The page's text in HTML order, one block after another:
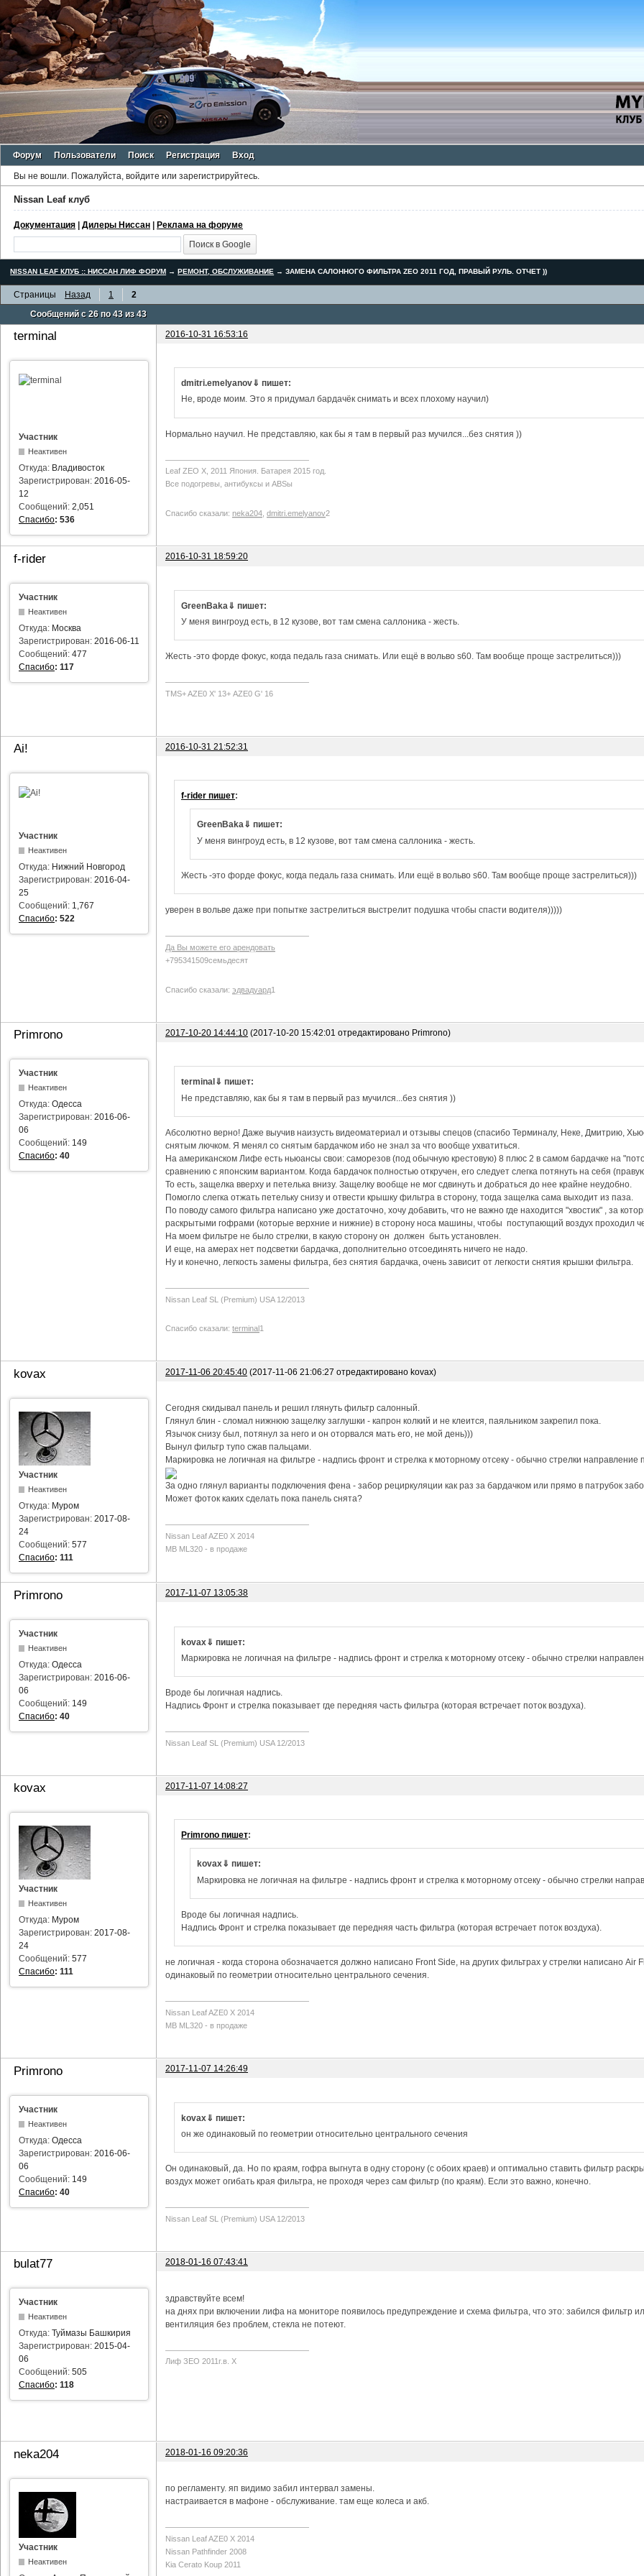
Форум Пользователи Поиск Регистрация Вход
Вы не вошли. Пожалуйста, войдите или зарегистрируйтесь.
Nissan Leaf клуб
Документация | Дилеры Ниссан | Реклама на форуме
NISSAN LEAF КЛУБ :: НИССАН ЛИФ ФОРУМ → РЕМОНТ, ОБСЛУЖИВАНИЕ →ЗАМЕНА САЛОННОГО ФИЛЬТРА ZEO 2011 ГОД, ПРАВЫЙ РУЛЬ. ОТЧЕТ ))
Страницы Назад 1
2
Сообщений с 26 по 43 из 43
terminal 2016-10-31 16:53:16
Участник
Неактивен
Откуда: Владивосток
Зарегистрирован: 2016-05-
12
Сообщений: 2,051
Спасибо: 536
dmitri.emelyanov⇓ пишет:
Не, вроде моим. Это я придумал бардачёк снимать и всех плохому научил)
Нормально научил. Не представляю, как бы я там в первый раз мучился...без снятия ))
Leaf ZEO Х, 2011 Япония. Батарея 2015 год.
Все подогревы, антибуксы и ABSы
Спасибо сказали: neka204 dmitri.emelyanov2
f-rider 2016-10-31 18:59:20
Участник
Неактивен
Откуда: Москва
Зарегистрирован: 2016-06-11
Сообщений: 477
Спасибо: 117
GreenBaka⇓ пишет:
У меня вингроуд есть, в 12 кузове, вот там смена саллоника - жесть.
Жесть -это форде фокус, когда педаль газа снимать. Или ещё в вольво s60. Там вообще проще застрелиться)))
TMS+ AZE0 Х' 13+ AZE0 G' 16
Ai! 2016-10-31 21:52:31
Участник
Неактивен
Откуда: Нижний Новгород
Зарегистрирован: 2016-04-
25
Сообщений: 1,767
Спасибо: 522
f-rider пишет:
GreenBaka⇓ пишет:
У меня вингроуд есть, в 12 кузове, вот там смена саллоника - жесть.
Жесть -это форде фокус, когда педаль газа снимать. Или ещё в вольво s60. Там вообще проще застрелиться)))
уверен в вольве даже при попытке застрелиться выстрелит подушка чтобы спасти водителя)))))
Да Вы можете его арендовать
+795341509семьдесят
Спасибо сказали: эдвадуард1
Primrono 2017-10-20 14:44:10 (2017-10-20 15:42:01 отредактировано Primrono)
Участник
Неактивен
Откуда: Одесса
Зарегистрирован: 2016-06-
06
Сообщений: 149
Спасибо: 40
terminal⇓ пишет:
Не представляю, как бы я там в первый раз мучился...без снятия ))
Абсолютно верно! Даже выучив наизусть видеоматериал и отзывы спецов (спасибо Терминалу, Неке, Дмитрию,
снятым лючком. Я менял со снятым бардачком ибо не знал за что вообще ухватиться.
На американском Лифе есть ньюансы свои: саморезов (под обычную крестовую) 8 плюс 2 в самом бардачке на
сравнению с японским вариантом. Когда бардачок полностью откручен, его следует слегка потянуть на себя
То есть, защелка вверху и петелька внизу. Защелку вообще не мог сдвинуть и добраться до нее крайне неудобно.
Помогло слегка отжать петельку снизу и отвести крышку фильтра в сторону, тогда защелка сама выходит из паза.
По поводу самого фильтра написано уже достаточно, хочу добавить, что не важно где находится "хвостик" , за
раскрытыми гофрами (которые верхние и нижние) в сторону носа машины, чтобы поступающий воздух проходил
На моем фильтре не было стрелки, в какую сторону он должен быть установлен.
И еще, на амерах нет подсветки бардачка, дополнительно отсоединять ничего не надо.
Ну и конечно, легкость замены фильтра, без снятия бардачка, очень зависит от легкости снятия крышки фильтра.
Nissan Leaf SL (Premium) USA 12/2013
Спасибо сказали: terminal 1
kovax 2017-11-06 20:45:40 (2017-11-06 21:06:27 отредактировано kovax)
Участник
Неактивен
Откуда: Муром
Зарегистрирован: 2017-08-
24
Сообщений: 577
Спасибо: 111
Сегодня скидывал панель и решил глянуть фильтр салонный.
Глянул блин - сломал нижнюю защелку заглушки - капрон колкий и не клеится, паяльником закрепил пока.
Язычок снизу был, потянул за него и он оторвался мать его, не мой день)))
Вынул фильтр тупо сжав пальцами.
Маркировка не логичная на фильтре - надпись фронт и стрелка к моторному отсеку - обычно стрелки направление
За одно глянул варианты подключения фена - забор рециркуляции как раз за бардачком или прямо в патрубок
Может фоток каких сделать пока панель снята?
Nissan Leaf AZE0 X 2014
MB ML320 - в продаже
Primrono 2017-11-07 13:05:38
Участник
Неактивен
Откуда: Одесса
Зарегистрирован: 2016-06-
06
Сообщений: 149
Спасибо: 40
kovax⇓ пишет:
Маркировка не логичная на фильтре - надпись фронт и стрелка к моторному отсеку - обычно стрелки
Вроде бы логичная надпись.
Надпись Фронт и стрелка показывает где передняя часть фильтра (которая встречает поток воздуха).
Nissan Leaf SL (Premium) USA 12/2013
kovax 2017-11-07 14:08:27
Участник
Неактивен
Откуда: Муром
Зарегистрирован: 2017-08-
24
Сообщений: 577
Спасибо: 111
Primrono пишет:
kovax⇓ пишет:
Маркировка не логичная на фильтре - надпись фронт и стрелка к моторному отсеку - обычно стрелки
Вроде бы логичная надпись.
Надпись Фронт и стрелка показывает где передняя часть фильтра (которая встречает поток воздуха).
не логичная - когда сторона обозначается должно написано Front Side, на других фильтрах у стрелки написано
одинаковый по геометрии относительно центрального сечения.
Nissan Leaf AZE0 X 2014
MB ML320 - в продаже
Primrono 2017-11-07 14:26:49
Участник
Неактивен
Откуда: Одесса
Зарегистрирован: 2016-06-
06
Сообщений: 149
Спасибо: 40
kovax⇓ пишет:
он же одинаковый по геометрии относительно центрального сечения
Он одинаковый, да. Но по краям, гофра выгнута в одну сторону (с обоих краев) и оптимально ставить фильтр
воздух может огибать края фильтра, не проходя через сам фильтр (по краям). Если это важно, конечно.
Nissan Leaf SL (Premium) USA 12/2013
bulat77 2018-01-16 07:43:41
Участник
Неактивен
Откуда: Туймазы Башкирия
Зарегистрирован: 2015-04-
06
Сообщений: 505
Спасибо: 118
здравствуйте всем!
на днях при включении лифа на мониторе появилось предупреждение и схема фильтра, что это: забился фильтр
вентиляция без проблем, стекла не потеют.
Лиф ЗЕО 2011г.в. Х
neka204 2018-01-16 09:20:36
Участник
Неактивен
по регламенту. яп видимо забил интервал замены.
настраивается в мафоне - обслуживание. там еще колеса и акб.
Nissan Leaf AZE0 X 2014
Nissan Pathfinder 2008
Kia Cerato Koup 2011